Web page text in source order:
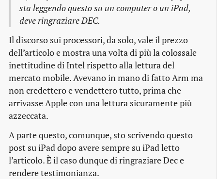
sta leggendo questo su un computer o un iPad,
deve ringraziare DEC.
Il discorso sui processori, da solo, vale il prezzo
dell’articolo e mostra una volta di più la colossale
inettitudine di Intel rispetto alla lettura del
mercato mobile. Avevano in mano di fatto Arm ma
non credettero e vendettero tutto, prima che
arrivasse Apple con una lettura sicuramente più
azzeccata.
A parte questo, comunque, sto scrivendo questo
post su iPad dopo avere sempre su iPad letto
l’articolo. È il caso dunque di ringraziare Dec e
rendere testimonianza.